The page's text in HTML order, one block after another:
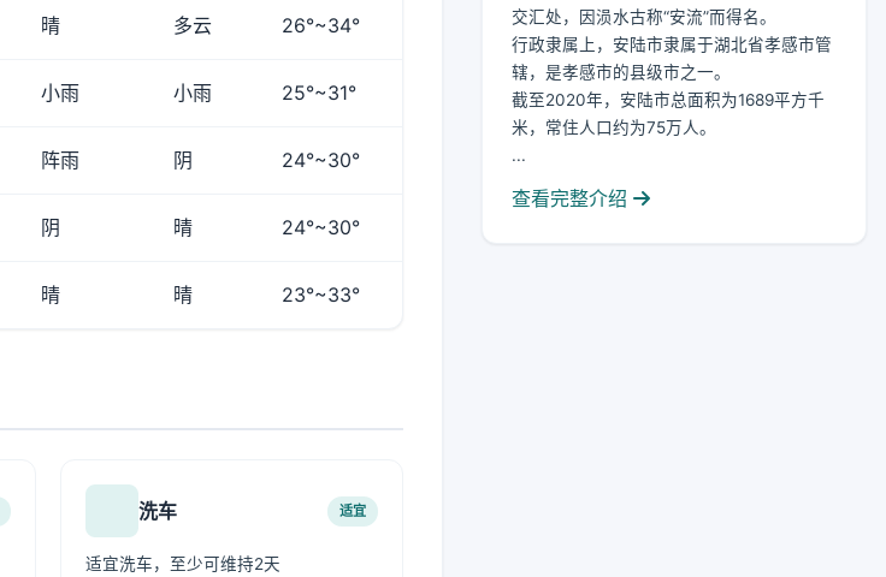
晴 多云 26°~34°
小雨 小雨 25°~31°
阵雨 阴 24°~30°
阴 晴 24°~30°
晴 晴 23°~33°
洗车 适宜
适宜洗车，至少可维持2天
交汇处，因涢水古称“安流”而得名。
行政隶属上，安陆市隶属于湖北省孝感市管
辖，是孝感市的县级市之一。
截至2020年，安陆市总面积为1689平方千
米，常住人口约为75万人。
...
查看完整介绍